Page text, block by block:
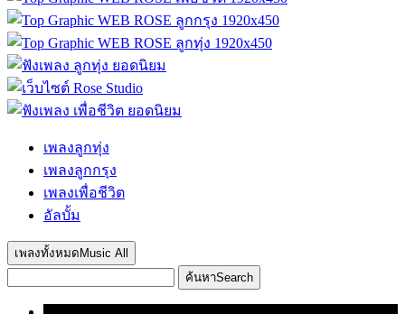
เพลงลูกทุ่ง
เพลงลูกกรุง
เพลงเพื่อชีวิต
อัลบั้ม
เพลงทั้งหมด Music All
ค้นหาSearch